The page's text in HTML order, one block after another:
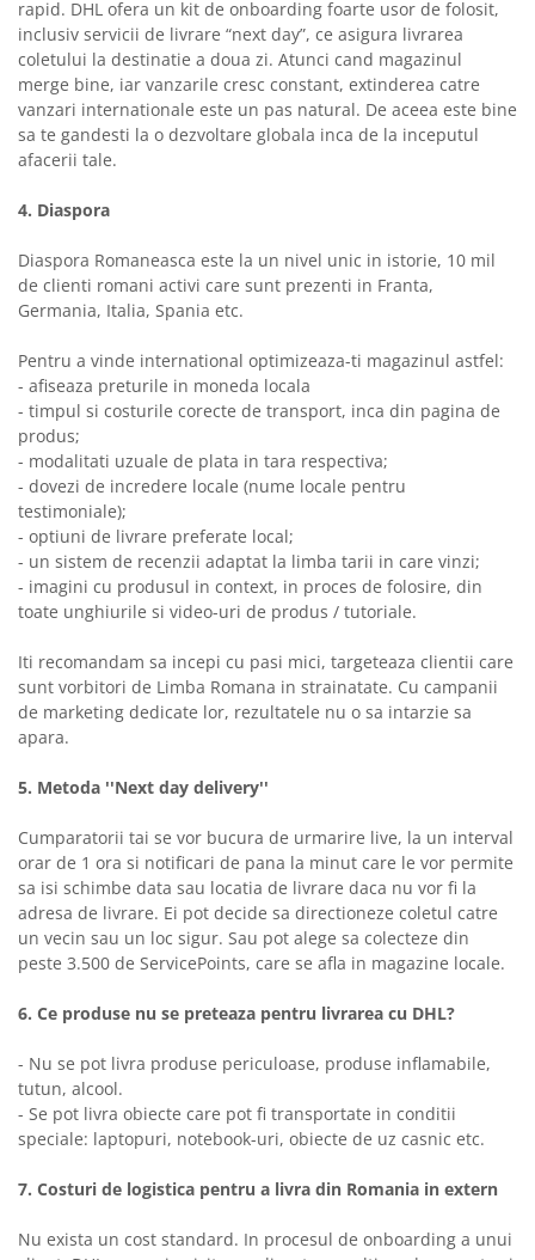
rapid. DHL ofera un kit de onboarding foarte usor de folosit,
inclusiv servicii de livrare “next day”, ce asigura livrarea
coletului la destinatie a doua zi. Atunci cand magazinul
merge bine, iar vanzarile cresc constant, extinderea catre
vanzari internationale este un pas natural. De aceea este bine
sa te gandesti la o dezvoltare globala inca de la inceputul
afacerii tale.
4. Diaspora
Diaspora Romaneasca este la un nivel unic in istorie, 10 mil
de clienti romani activi care sunt prezenti in Franta,
Germania, Italia, Spania etc.
Pentru a vinde international optimizeaza-ti magazinul astfel:
- afiseaza preturile in moneda locala
- timpul si costurile corecte de transport, inca din pagina de
produs;
- modalitati uzuale de plata in tara respectiva;
- dovezi de incredere locale (nume locale pentru
testimoniale);
- optiuni de livrare preferate local;
- un sistem de recenzii adaptat la limba tarii in care vinzi;
- imagini cu produsul in context, in proces de folosire, din
toate unghiurile si video-uri de produs / tutoriale.
Iti recomandam sa incepi cu pasi mici, targeteaza clientii care
sunt vorbitori de Limba Romana in strainatate. Cu campanii
de marketing dedicate lor, rezultatele nu o sa intarzie sa
apara.
5. Metoda ''Next day delivery''
Cumparatorii tai se vor bucura de urmarire live, la un interval
orar de 1 ora si notificari de pana la minut care le vor permite
sa isi schimbe data sau locatia de livrare daca nu vor fi la
adresa de livrare. Ei pot decide sa directioneze coletul catre
un vecin sau un loc sigur. Sau pot alege sa colecteze din
peste 3.500 de ServicePoints, care se afla in magazine locale.
6. Ce produse nu se preteaza pentru livrarea cu DHL?
- Nu se pot livra produse periculoase, produse inflamabile,
tutun, alcool.
- Se pot livra obiecte care pot fi transportate in conditii
speciale: laptopuri, notebook-uri, obiecte de uz casnic etc.
7. Costuri de logistica pentru a livra din Romania in extern
Nu exista un cost standard. In procesul de onboarding a unui